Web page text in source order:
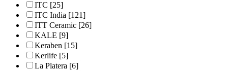
ITC [25]
ITC India [121]
ITT Ceramic [26]
KALE [9]
Keraben [15]
Kerlife [5]
La Platera [6]